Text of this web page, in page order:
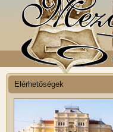
Elérhetőségek